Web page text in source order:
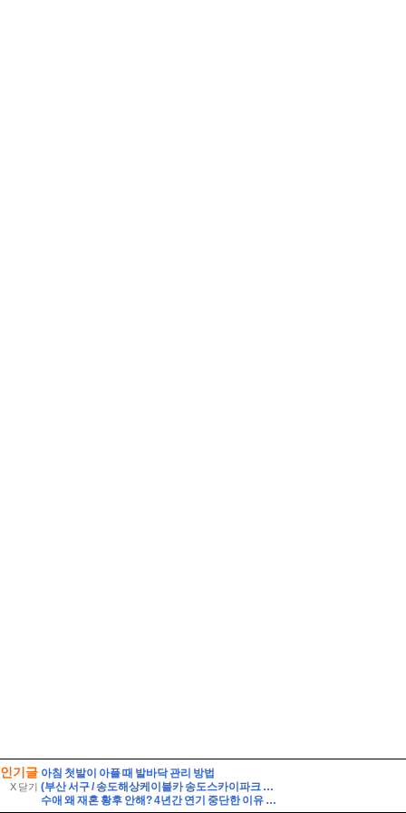
인기글
X 닫기
아침 첫발이 아플 때 발바닥 관리 방법
(부산 서구 / 송도해상케이블카 송도스카이파크 #4) 바다 위를 날아가는 케이블카를 타고 감상하는 작은 테마파크
수애 왜 재혼 황후 안해? 4년간 연기 중단한 이유 ft 차기작